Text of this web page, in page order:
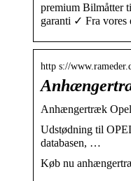
premium Bilmåtter
garanti ✓ Fra
http s://
Anhængertræk
Udstødning til
databasen, …
Køb nu